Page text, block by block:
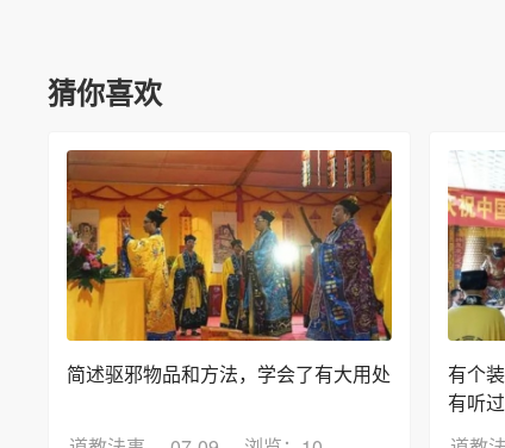
猜你喜欢
简述驱邪物品和方法，学会了有大用处
有个
有听